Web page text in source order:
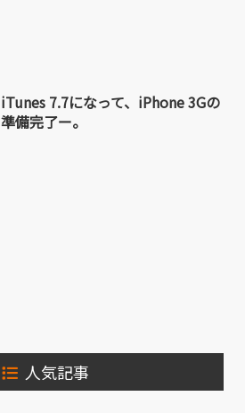
iTunes 7.7になって、iPhone 3Gの
準備完了ー。
人気記事